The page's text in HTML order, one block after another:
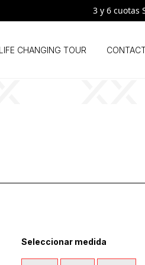
3 y 6 cuotas
LIFE CHANGING TOUR
Seleccionar medida